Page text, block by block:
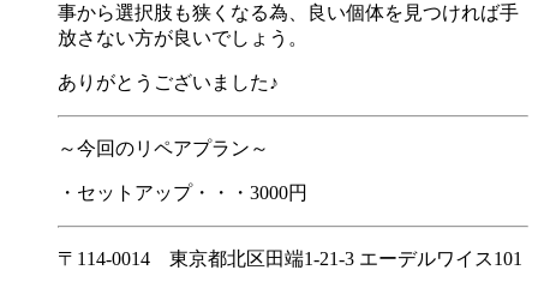
事から選択肢も狭くなる為、良い個体を見つければ手
放さない方が良いでしょう。
ありがとうございました♪
～今回のリペアプラン～
・セットアップ・・・3000円
〒114-0014 東京都北区田端1-21-3 エーデルワイス101